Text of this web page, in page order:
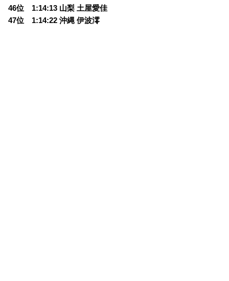
46位 1:14:13 山梨 土屋愛佳
47位 1:14:22 沖縄 伊波澪